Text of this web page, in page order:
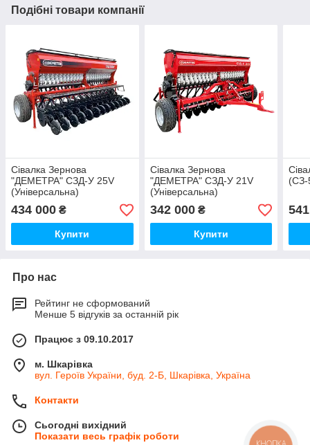
Подібні товари компанії
Сівалка Зернова
"ДЕМЕТРА" СЗД-У 25V
(Універсальна)
434 000 ₴
Купити
Сівалка Зернова
"ДЕМЕТРА" СЗД-У 21V
(Універсальна)
342 000₴
Купити
(СЗ-
Про нас
Рейтинг не сформований
Менше 5 відгуків за останній рік
Працює з 09.10.2017
м. Шкарівка
вул. Героїв України, буд. 2-Б, Шкарівка, Україна
Контакти
Сьогодні вихідний
Показати весь графік роботи